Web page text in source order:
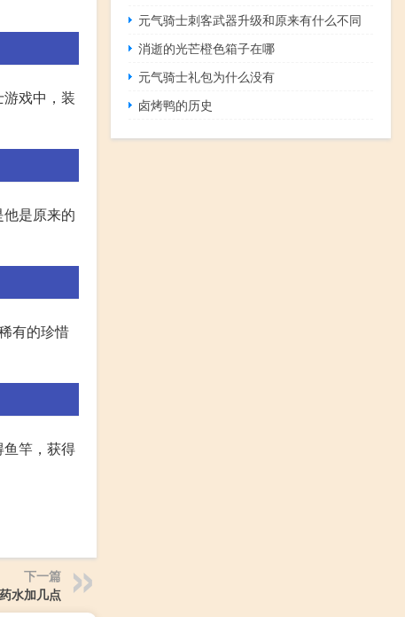
戏中，装
是原来的
有的珍惜
竿，获得
下一篇
水加几点
元气骑士刺客武器升级和原来有什么不同
消逝的光芒橙色箱子在哪
元气骑士礼包为什么没有
卤烤鸭的历史